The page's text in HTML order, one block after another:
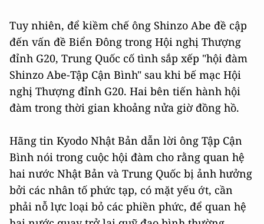
Tuy nhiên, để kiềm chế ông Shinzo Abe đề cập
đến vấn đề Biển Đông trong Hội nghị Thượng
đỉnh G20, Trung Quốc cố tình sắp xếp "hội đàm
Shinzo Abe-Tập Cận Bình" sau khi bế mạc Hội
nghị Thượng đỉnh G20. Hai bên tiến hành hội
đàm trong thời gian khoảng nửa giờ đồng hồ.
Hãng tin Kyodo Nhật Bản dẫn lời ông Tập Cận
Bình nói trong cuộc hội đàm cho rằng quan hệ
hai nước Nhật Bản và Trung Quốc bị ảnh hưởng
bởi các nhân tố phức tạp, có mặt yếu ớt, cần
phải nỗ lực loại bỏ các phiền phức, để quan hệ